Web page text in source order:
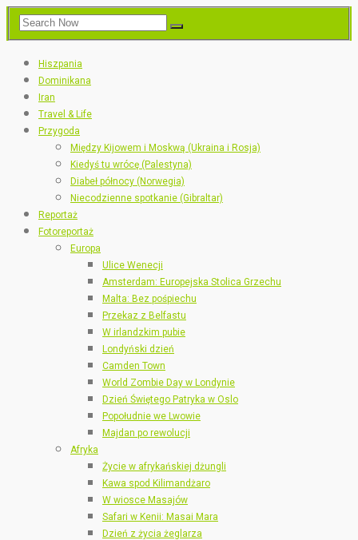
Hiszpania
Dominikana
Iran
Travel & Life
Przygoda
Między Kijowem i Moskwą (Ukraina i Rosja)
Kiedyś tu wrócę (Palestyna)
Diabeł północy (Norwegia)
Niecodzienne spotkanie (Gibraltar)
Reportaż
Fotoreportaż
Europa
Ulice Wenecji
Amsterdam: Europejska Stolica Grzechu
Malta: Bez pośpiechu
Przekaz z Belfastu
W irlandzkim pubie
Londyński dzień
Camden Town
World Zombie Day w Londynie
Dzień Świętego Patryka w Oslo
Popołudnie we Lwowie
Majdan po rewolucji
Afryka
Życie w afrykańskiej dżungli
Kawa spod Kilimandżaro
W wiosce Masajów
Safari w Kenii: Masai Mara
Dzień z życia żeglarza